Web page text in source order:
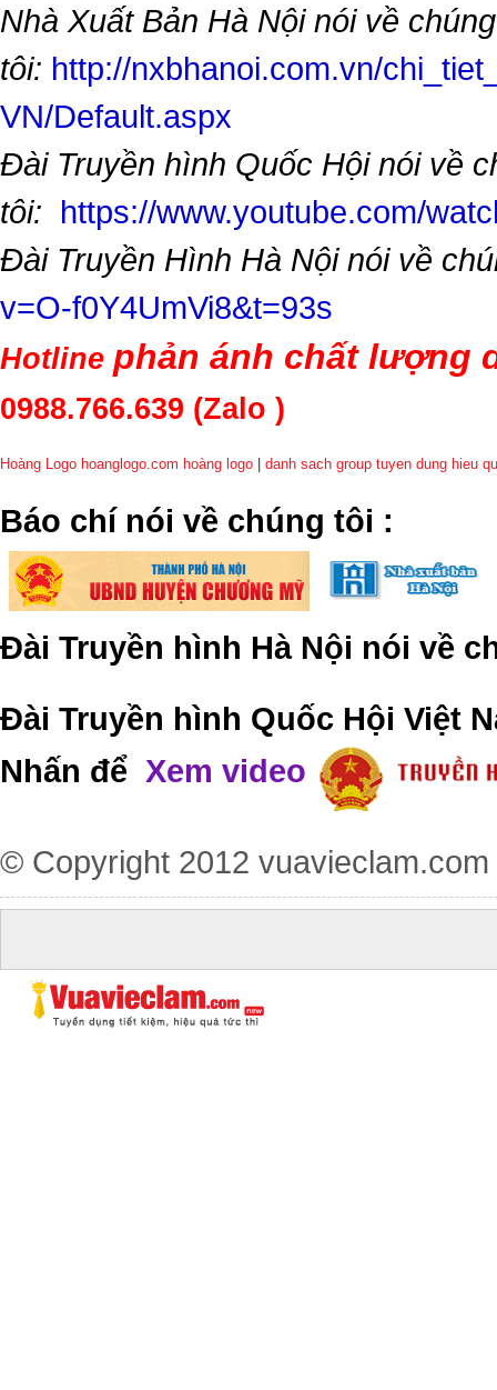
Nhà Xuất Bản Hà Nội nói về chúng
tôi: http://nxbhanoi.com.vn/
VN/Default.aspx
Đài Truyền hình Quốc Hội nói về
tôi: https://www.youtube.com/
Đài Truyền Hình Hà Nội nói về
v=O-f0Y4UmVi8&t=93s
Hotline phản ánh chất lượng
0988.766.639 (Zalo )
Hoàng Logo hoanglogo.com hoàng logo danh sach group tuyen dung hieu
​Báo chí nói về chúng tôi :
Đài Truyền hình Hà Nội nói về
Đài Truyền hình Quốc Hội Việt
Nhấn để Xem video
© Copyright 2012 vuavieclam.com